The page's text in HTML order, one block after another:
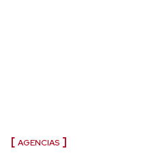
AGENCIAS